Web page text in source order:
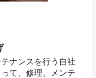
ナンスを行う自社
て、修理、メンテ